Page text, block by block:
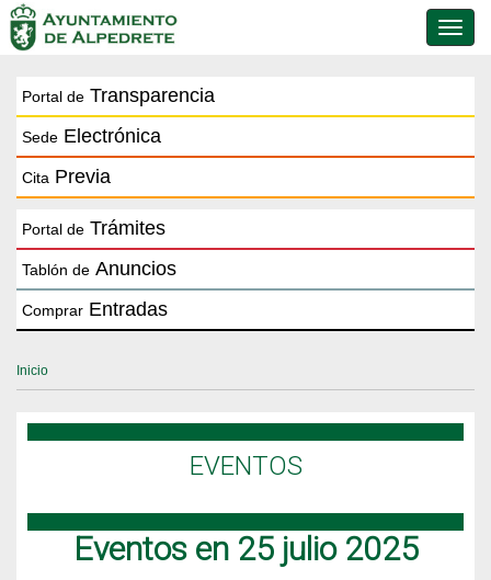
de
Portal de Transparencia
Sede Electrónica
Cita Previa
Portal de Trámites
Tablón de Anuncios
Comprar Entradas
Inicio
EVENTOS
Eventos en 25 julio 2025